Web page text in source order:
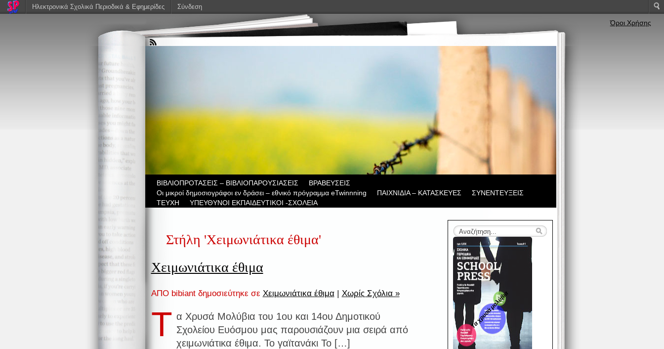
ΒIBΛΙΟΠΡΟΤΑΣΕΙΣ – ΒΙΒΛΙΟΠΑΡΟΥΣΙΑΣΕΙΣ
ΒΡΑΒΕΥΣΕΙΣ
Οι μικροί δημοσιογράφοι εν δράσει – εθνικό πρόγραμμα eTwinnning
ΠΑΙΧΝΙΔΙΑ – ΚΑΤΑΣΚΕΥΕΣ
ΣΥΝΕΝΤΕΥΞΕΙΣ
ΤΕΥΧΗ
ΥΠΕΥΘΥΝΟΙ ΕΚΠΑΙΔΕΥΤΙΚΟΙ -ΣΧΟΛΕΙΑ
Στήλη 'Χειμωνιάτικα έθιμα'
Χειμωνιάτικα έθιμα
ΑΠΟ bibiant δημοσιεύτηκε σε Χειμωνιάτικα έθιμα | Χωρίς Σχόλια »
Τ α Χρυσά Μολύβια του 1ου και 14ου Δημοτικού
Σχολείου Ευόσμου μας παρουσιάζουν μια σειρά από
χειμωνιάτικα έθιμα. Το γαϊτανάκι Το […]
Τα χρυσά μολύβια
Όροι Χρήσης
Ηλεκτρονικά Σχολικά Περιοδικά & Εφημερίδες Σύνδεση